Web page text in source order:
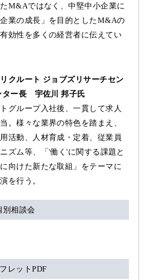
M&Aではなく、中堅中小企業に
業の成長」を目的としたM&Aの
効性を多くの経営者に伝えてい
クルート ジョブズリサーチセン
ター長 宇佐川 邦子氏
グループ入社後、一貫して求人
。様々な業界の特色を踏まえ、
活動、人材育成・定着、従業員
ズム等、「'働く'に関する課題と
向けた新たな取組」をテーマに
を行う。
別相談会
レットPDF